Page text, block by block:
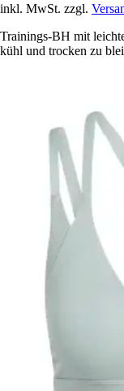
inkl. MwSt. zzgl.
Trainings-BH mit
kühl und trocken zu